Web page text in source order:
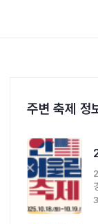
주변 축제 정